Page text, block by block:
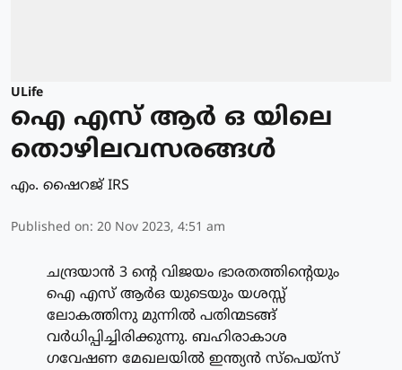
ULife
ഐ എസ് ആര്‍ ഒ യിലെ
തൊഴിലവസരങ്ങള്‍
എം. ഷൈറജ് IRS
Published on: 20 Nov 2023, 4:51 am
ചന്ദ്രയാന്‍ 3 ന്റെ വിജയം ഭാരതത്തിന്റെയും
ഐ എസ് ആര്‍ഒ യുടെയും യശസ്സ്
ലോകത്തിനു മുന്നില്‍ പതിന്മടങ്ങ്
വര്‍ധിപ്പിച്ചിരിക്കുന്നു. ബഹിരാകാശ
ഗവേഷണ മേഖലയില്‍ ഇന്ത്യന്‍ സ്‌പെയ്‌സ്